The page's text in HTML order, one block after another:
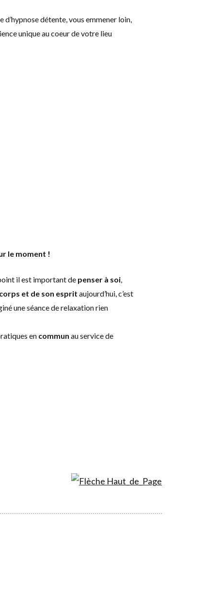
d’hypnose détente, vous emmener loin,
unique au coeur de votre lieu
le moment !
il est important de penser à soi,
et de son esprit aujourd’hui, c’est
une séance de relaxation rien
en commun au service de